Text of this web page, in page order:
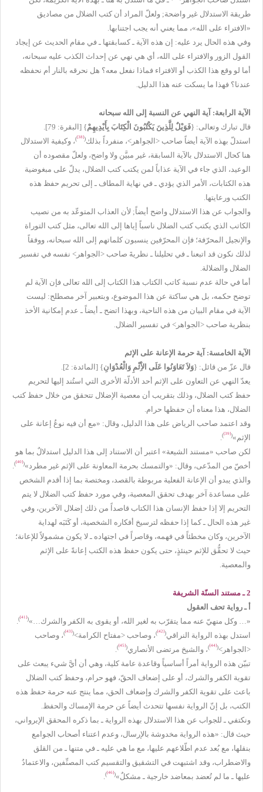
طريقة الاستدلال غير واضحة; ولعلّ المراد أن كتب الضلال من مصاديق
«الافتراء على الله»، مما يعني أنه يجب اجتنابها.
وفي هذه الحال يرد عليه: إن هذه الآية ـ كسابقتها ـ في مقام الحديث عن إيجاد
القول الزور والافتراء على الله، أي هي نهي عن إحداث الكذب عليه سبحانه،
أما لو وقع هذا الكذب أو الافتراء فماذا نفعل معه؟ هل نحرقه بالنار أم نحفظه
عندنا؟ فهذا ما يسكت عنه هذا الدليل.
الآية الرابعة: آية النهي عن النسبة إلى الله سبحانه
قال تبارك وتعالى: {فَوَيْلٌ لِلَّذِينَ يَكْتُبُونَ الْكِتَابَ بِأَيْدِيهِمْ} [البقرة: 79].
استدلّ بهذه الآية أيضاً صاحب <الجواهر>، منفرداً بذلك(
[38]
)، وكيفية الاستدلال
هنا كحال الاستدلال بالآية السابقة، غير مبيَّن ولا واضح، ولعلّ مقصوده أن
الوعيد، الذي جاء في الآية عذاباً لمن يكتب كتب الضلال، يدلّ على مبغوضية
هذه الكتابات، الأمر الذي يؤدي ـ في نهاية المطاف ـ إلى تحريم حفظ هذه
الكتب ورعايتها.
والجواب عن هذا الاستدلال واضح أيضاً; لأن العذاب المتوعّد به من نصيب
الكاتب الذي يكتب كتب الضلال ناسباً إياها إلى الله تعالى، مثل كتب التوراة
والإنجيل المحرّفة؛ فإن المحرّفين ينسبون كلماتهم إلى الله سبحانه، ووفقاً
لذلك نكون قد اتبعنا ـ في تحليلنا ـ نظريةَ صاحب <الجواهر> نفسه في تفسير
الضلال والضلالة.
أما في حالة عدم نسبة كاتب الكتاب هذا الكتاب إلى الله تعالى فإن الآية لم
توضح حكمه، بل هي ساكتة عن هذا الموضوع، وبتعبير آخر مصطلح: ليست
الآية في مقام البيان من هذه الناحية، وبهذا اتضح ـ أيضاً ـ عدم إمكانية الأخذ
بنظرية صاحب <الجواهر> في تفسير الضلال.
الآية الخامسة: آية حرمة الإعانة على الإثم
قال عزّ من قائل: {وَلاَ تَعَاوَنُوا عَلَى الاِْثْمِ وَالْعُدْوَانِ} [المائدة: 2].
يعدّ النهي عن التعاون على الإثم أحد الأدلّة الأخرى التي استُند إليها لتحريم
حفظ كتب الضلال، وذلك بتقريب أن معصية الإضلال تتحقق من خلال حفظ كتب
الضلال، هذا معناه أن حفظها حرام.
وقد اعتمد صاحب الرياض على هذا الدليل، وقال: «مع أن فيه نوعُ إعانة على
الإثم»(
[39]
)
لكن صاحب «مستند الشيعة» اعتبر أن الاستناد إلى هذا الدليل استدلالٌ بما هو
أخصّ من المدّعى، وقال: «والتمسك بحرمة المعاونة على الإثم غير مطرد»(
[40]
)
والذي يبدو أن الإعانة الفعلية مربوطة بالقصد، ومختصة بما إذا أقدم الشخص
على مساعدة آخر بهدف تحقق المعصية، وفي مورد حفظ كتب الضلال لا يتم
التحريم إلا إذا حفظ الإنسان هذا الكتاب قاصداً من ذلك إضلال الآخرين، وفي
غير هذه الحال ـ كما إذا حفظه لترسيخ أفكاره الشخصية، أو كَتَبَه لهداية
الآخرين، وكان مخطئاً في فهمه، وقاصراً في اجتهاده ـ لا يكون مشمولاً للإعانة؛
حيث لا تحقُّق للإثم حينئذٍ، حتى يكون حفظ هذه الكتب إعانةً على الإثم
والمعصية.
2 ـ مستند السنّة الشريفة
أ ـ رواية تحف العقول
«… وكل منهيّ عنه مما يتقرّب به لغير الله، أو يقوى به الكفر والشرك…»(
[41]
)
استدل بهذه الرواية النراقي(
[42]
)، وصاحب <مفتاح الكرامة>(
[43]
)، وصاحب
<الجواهر>(
[44]
)، والشيخ مرتضى الأنصاري(
[45]
)
تبيّن هذه الرواية أمراً أساسياً وقاعدة عامة كلية، وهي أن أيَّ شيء يبعث على
تقوية الكفر والشرك، أو على إضعاف الحقّ، فهو حرام، وحفظ كتب الضلال
باعث على تقوية الكفر والشرك وإضعاف الحق، مما ينتج عنه حرمة حفظ هذه
الكتب، بل إنّ الرواية نفسها تتحدث أيضاً عن حرمة الإمساك والحفظ.
ونكتفي ـ للجواب عن هذا الاستدلال بهذه الرواية ـ بما ذكره المحقق الإيرواني،
حيث قال: «هذه الرواية مخدوشة بالإرسال، وعدم اعتناء أصحاب الجوامع
بنقلها، مع بُعد عدم اطّلاعهم عليها، مع ما هي عليه ـ في متنها ـ من القلق
والاضطراب، وقد اشتبهت في التشقيق والتقسيم كتب المصنِّفين، والاعتمادُ
عليها ـ ما لم تُعضد بمعاضد خارجية ـ مشكلٌ»(
[46]
)